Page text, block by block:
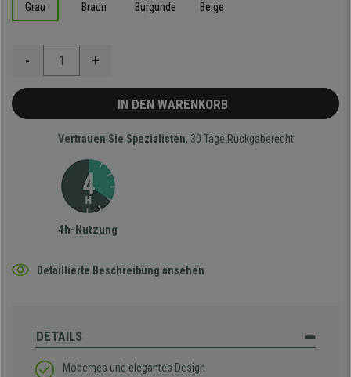
Grau Braun Burgunder Beige
- +
IN DEN WARENKORB
Vertrauen Sie Spezialisten, 30 Tage Rückgaberecht
4h-Nutzung
Detaillierte Beschreibung ansehen
DETAILS
Modernes und elegantes Design